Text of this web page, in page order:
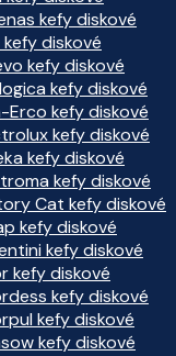
kefy diskové
diskové
kefy diskové
kefy diskové
Erco kefy diskové
kefy diskové
kefy diskové
kefy diskové
Cat kefy diskové
kefy diskové
kefy diskové
kefy diskové
kefy diskové
kefy diskové
kefy diskové